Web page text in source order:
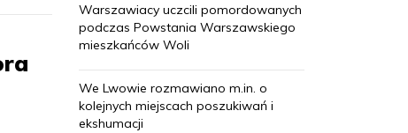
Warszawiacy uczcili pomordowanych
podczas Powstania Warszawskiego
mieszkańców Woli
We Lwowie rozmawiano m.in. o
kolejnych miejscach poszukiwań i
ekshumacji